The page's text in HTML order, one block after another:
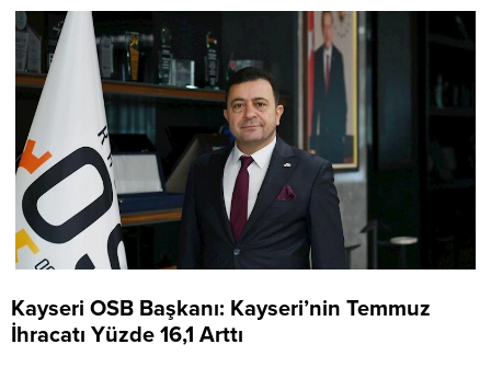
Kayseri OSB Başkanı: Kayseri’nin Temmuz
İhracatı Yüzde 16,1 Arttı